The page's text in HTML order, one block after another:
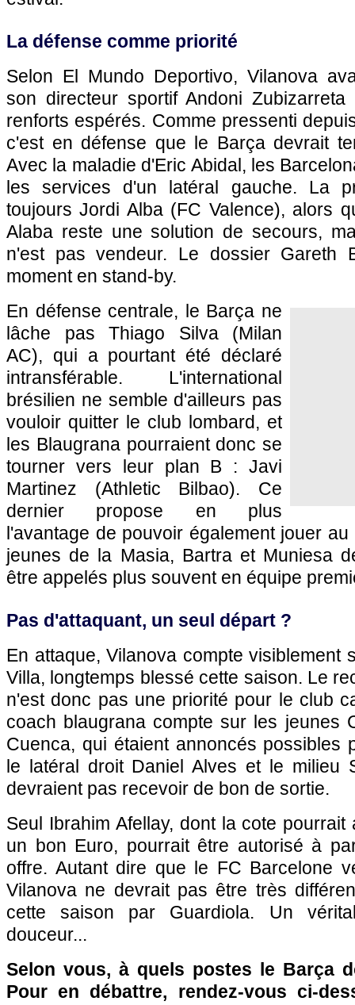
La défense comme priorité
Selon El Mundo Deportivo, Vilanova
son directeur sportif Andoni
renforts espérés. Comme pressenti
c'est en défense que le Barça devrait
Avec la maladie d'Eric Abidal, les
les services d'un latéral gauche. La
toujours Jordi Alba (FC Valence), alors
Alaba reste une solution de secours,
n'est pas vendeur. Le dossier Gareth
moment en stand-by.
En défense centrale, le Barça ne
lâche pas Thiago Silva (Milan
AC), qui a pourtant été déclaré
intransférable. L'international
brésilien ne semble d'ailleurs pas
vouloir quitter le club lombard, et
les Blaugrana pourraient donc se
tourner vers leur plan B : Javi
Martinez (Athletic Bilbao). Ce
dernier propose en plus
l'avantage de pouvoir également jouer
jeunes de la Masia, Bartra et Muniesa
être appelés plus souvent en équipe
Pas d'attaquant, un seul départ ?
En attaque, Vilanova compte visiblement
Villa, longtemps blessé cette saison. Le
n'est donc pas une priorité pour le club
coach blaugrana compte sur les jeunes
Cuenca, qui étaient annoncés possibles
le latéral droit Daniel Alves et le milieu
devraient pas recevoir de bon de sortie.
Seul Ibrahim Afellay, dont la cote
un bon Euro, pourrait être autorisé à
offre. Autant dire que le FC Barcelone
Vilanova ne devrait pas être très
cette saison par Guardiola. Un
douceur...
Selon vous, à quels postes le Barça
Pour en débattre, rendez-vous ci-